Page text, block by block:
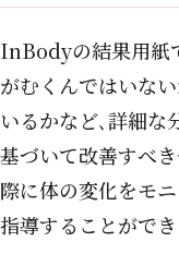
InBodyの結果用紙
がむくんではいな
いるかなど､詳細な
基づいて改善すべ
際に体の変化をモ
指導することがで